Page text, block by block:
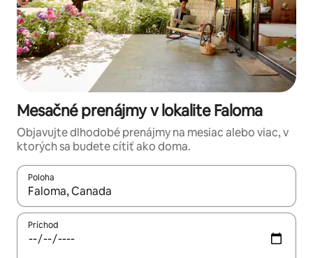
Mesačné prenájmy v lokalite Faloma
Objavujte dlhodobé prenájmy na mesiac alebo viac, v
ktorých sa budete cítiť ako doma.
Poloha
Keď budú výsledky k dispozícii, môžete si ich prechádzať
Príchod